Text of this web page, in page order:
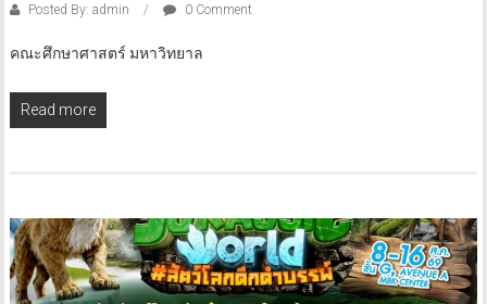
Posted By: admin 0 Comment
คณะศึกษาศาสตร์ มหาวิทยาล
Read more